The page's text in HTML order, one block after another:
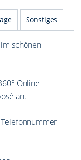
Sonstiges
schönen
Online
an.